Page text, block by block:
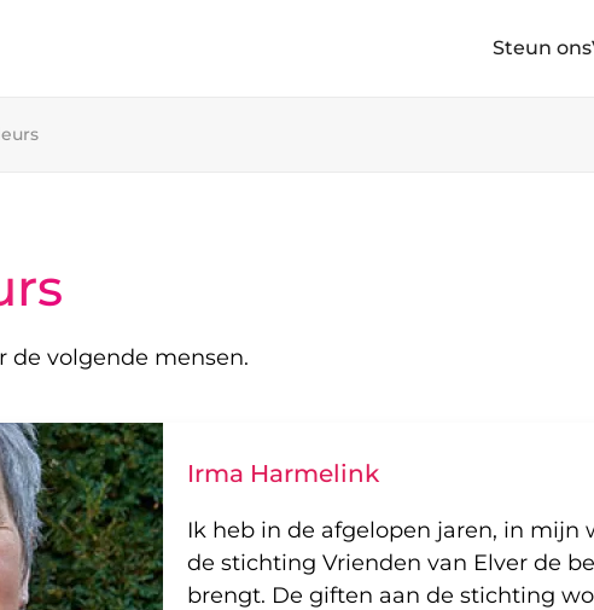
Steun ons
de volgende mensen.
Irma Harmelink
Ik heb in de afgelopen jaren, in mijn
de stichting Vrienden van Elver de
brengt. De giften aan de stichting